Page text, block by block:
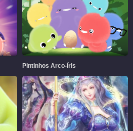
Pintinhos Arco-íris